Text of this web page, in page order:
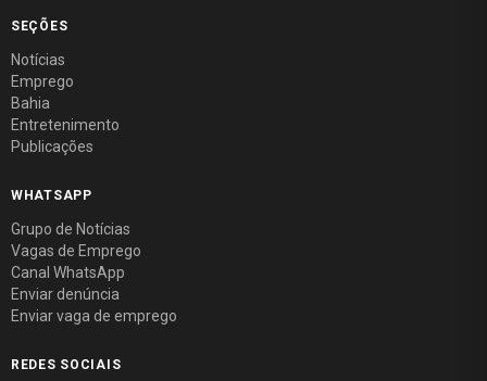
SEÇÕES
Notícias
Emprego
Bahia
Entretenimento
Publicações
WHATSAPP
Grupo de Notícias
Vagas de Emprego
Canal WhatsApp
Enviar denúncia
Enviar vaga de emprego
REDES SOCIAIS